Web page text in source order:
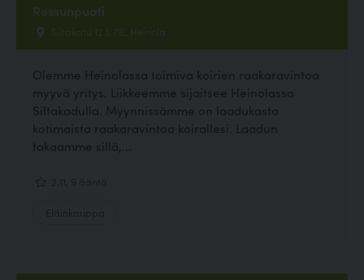
Ressunpuoti
Siltakatu 12 L 7B, Heinola
Olemme Heinolassa toimiva koirien raakaravintoa
myyvä yritys. Liikkeemme sijaitsee Heinolassa
Siltakadulla. Myynnissämme on laadukasta
kotimaista raakaravintoa koirallesi. Laadun
takaamme sillä,...